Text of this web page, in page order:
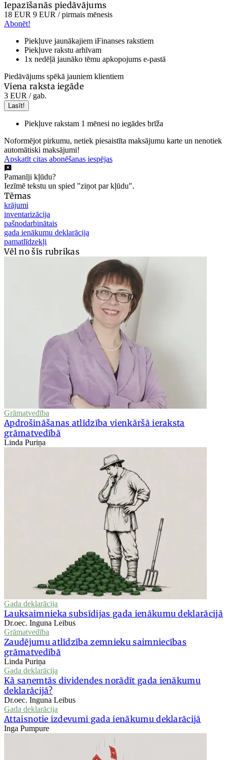
Iepazīšanās piedāvājums
18 EUR 9 EUR / pirmais mēnesis
Abonēt!
Piekļuve jaunākajiem iFinanses rakstiem
Piekļuve rakstu arhīvam
1x nedēļā jaunāko tēmu apkopojums e-pastā
Piedāvājums spēkā jauniem klientiem
Viena raksta iegāde
3 EUR / gab.
Lasīt!
Piekļuve rakstam 1 mēnesi no iegādes brīža
Noformējot pirkumu, netiek piesaistīta maksājumu karte un nenotiek
automātiski maksājumi!
Apskatīt citas abonēšanas iespējas
Pamanīji kļūdu?
Iezīmē tekstu un spied "ziņot par kļūdu".
Tēmas
krājumi
inventarizācija
pašnodarbinātais
gada ienākumu deklarācija
pamatlīdzekļi
Vēl no šīs rubrikas
Grāmatvedība
Apdrošināšanas atlīdzība vienkāršā ieraksta
grāmatvedībā
Linda Puriņa
Gada deklarācija
Lauksaimnieka subsīdijas gada ienākumu deklarācijā
Dr.oec. Inguna Leibus
Grāmatvedība
Zaudējumu atlīdzība zemnieku saimniecības
grāmatvedībā
Linda Puriņa
Gada deklarācija
Kā saņemtās dividendes norādīt gada ienākumu
deklarācijā?
Dr.oec. Inguna Leibus
Gada deklarācija
Attaisnotie izdevumi gada ienākumu deklarācijā
Inga Pumpure